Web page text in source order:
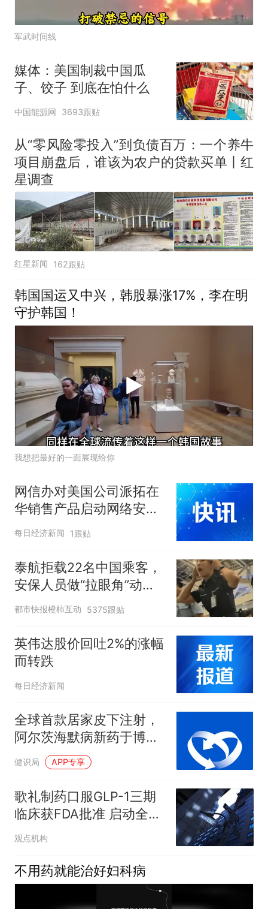
军武时间线
媒体：美国制裁中国瓜
子、饺子 到底在怕什么
中国能源网 3693跟贴
从“零风险零投入”到负债百万：一个养牛
项目崩盘后，谁该为农户的贷款买单丨红
星调查
红星新闻 162跟贴
韩国国运又中兴，韩股暴涨17%，李在明
守护韩国！
我想把最好的一面展现给你
网信办对美国公司派拓在
华销售产品启动网络安全
审查，公司美股股价盘前
每日经济新闻 1跟贴
泰航拒载22名中国乘客，
安保人员做“拉眼角”动
作，泰国机场最新回应：
拒绝登机决定由航司作
出；亲历者：曾承诺免费
改签但没兑现
都市快报橙柿互动 5375跟贴
英伟达股价回吐2%的涨幅
而转跌
每日经济新闻
全球首款居家皮下注射，
阿尔茨海默病新药于博鳌
乐城获批
健识局 APP专享
歌礼制药口服GLP-1三期
临床获FDA批准 启动全球
肥胖症研究
观点机构
不用药就能治好妇科病